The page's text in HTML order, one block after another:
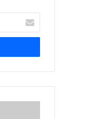
بريدك
الإلكتروني